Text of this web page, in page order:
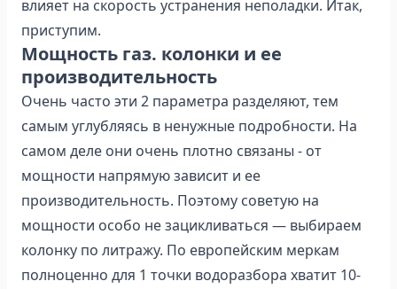
влияет на скорость устранения неполадки. Итак,
приступим.
Мощность газ. колонки и ее
производительность
Очень часто эти 2 параметра разделяют, тем
самым углубляясь в ненужные подробности. На
самом деле они очень плотно связаны - от
мощности напрямую зависит и ее
производительность. Поэтому советую на
мощности особо не зацикливаться — выбираем
колонку по литражу. По европейским меркам
полноценно для 1 точки водоразбора хватит 10-